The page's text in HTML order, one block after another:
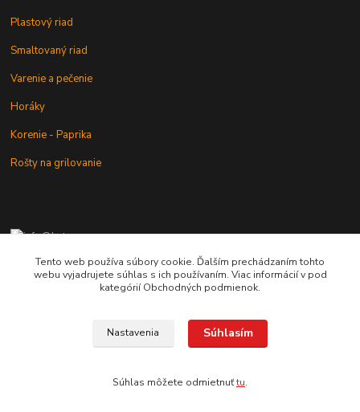
Plastový riad
Smaltovaný riad
Varenie a pečenie
Horáky
Korenie - Paprika
Rošty na grilovanie
+421 902 212 007
od 8:00 - do 16:00 hod
Copyright © 2017-2027 MACSHOP.SK, všetky práva vyhradené..
Tento web používa súbory cookie. Ďalším prechádzaním tohto
webu vyjadrujete súhlas s ich používaním. Viac informácií v pod
kategórií Obchodných podmienok.
Nastavenia Súhlasím
Súhlas môžete odmietnuťtu.